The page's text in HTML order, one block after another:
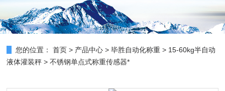
您的位置： 首页 > 产品中心 >毕胜自动化称重 > 15-60kg半自动
液体灌装秤 > 不锈钢单点式称重传感器*